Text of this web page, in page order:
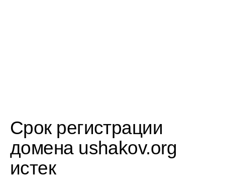
Срок регистрации
домена ushakov.org
истек